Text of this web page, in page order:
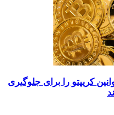
کریپتو را برای جلوگیری